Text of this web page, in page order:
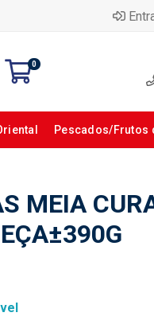
0
Pescados/Frutos
MEIA